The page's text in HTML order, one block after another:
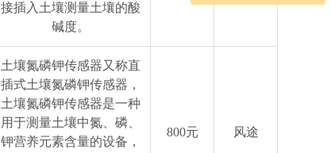
接插入土壤测量土壤的酸
碱度。
土壤氮磷钾传感器又称直
插式土壤氮磷钾传感器，
土壤氮磷钾传感器是一种
用于测量土壤中氮、磷、
钾营养元素含量的设备，
800元 风途